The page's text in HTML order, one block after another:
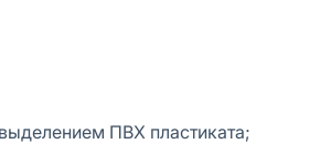
ПВХ пластиката;